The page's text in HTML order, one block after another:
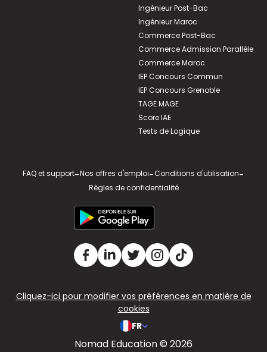
Ingénieur Post-Bac
Ingénieur Maroc
Commerce Post-Bac
Commerce Admission Parallèle
Commerce Maroc
IEP Concours Commun
IEP Concours Grenoble
TAGE MAGE
Score IAE
Tests de Logique
FAQ et support-Nos offres d'emploi-Conditions d'utilisation-
Règles de confidentialité
Cliquez-ici pour modifier vos préférences en matière de
cookies
FR
Nomad Education © 2026